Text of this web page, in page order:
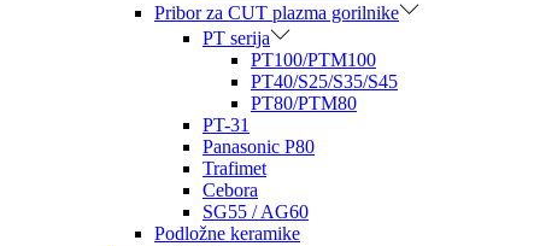
Pribor za CUT plazma gorilnike
PT serija
PT100/PTM100
PT40/S25/S35/S45
PT80/PTM80
PT-31
Panasonic P80
Trafimet
Cebora
SG55 / AG60
Podložne keramike